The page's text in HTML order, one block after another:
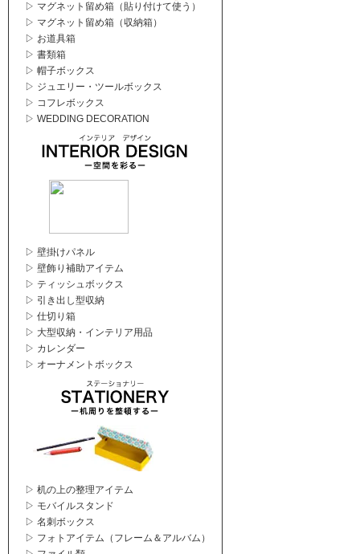
▷ マグネット留め箱（貼り付けて使う）
▷ マグネット留め箱（収納箱）
▷ お道具箱
▷ 書類箱
▷ 帽子ボックス
▷ ジュエリー・ツールボックス
▷ コフレボックス
▷ WEDDING DECORATION
▷ 壁掛けパネル
▷ 壁飾り補助アイテム
▷ ティッシュボックス
▷ 引き出し型収納
▷ 仕切り箱
▷ 大型収納・インテリア用品
▷ カレンダー
▷ オーナメントボックス
▷ 机の上の整理アイテム
▷ モバイルスタンド
▷ 名刺ボックス
▷ フォトアイテム（フレーム＆アルバム）